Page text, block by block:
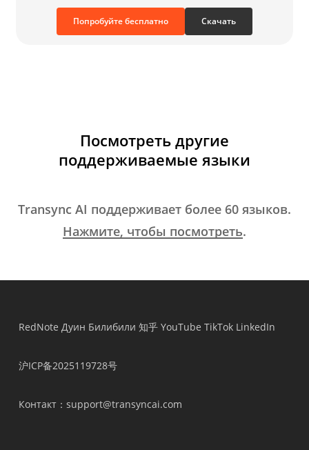
Попробуйте бесплатно Скачать
Посмотреть другие
поддерживаемые языки
Transync AI поддерживает более 60 языков.
Нажмите, чтобы посмотреть.
RedNote Дуин Билибили 知乎 YouTube TikTok LinkedIn
沪ICP备2025119728号
Контакт：support@transyncai.com